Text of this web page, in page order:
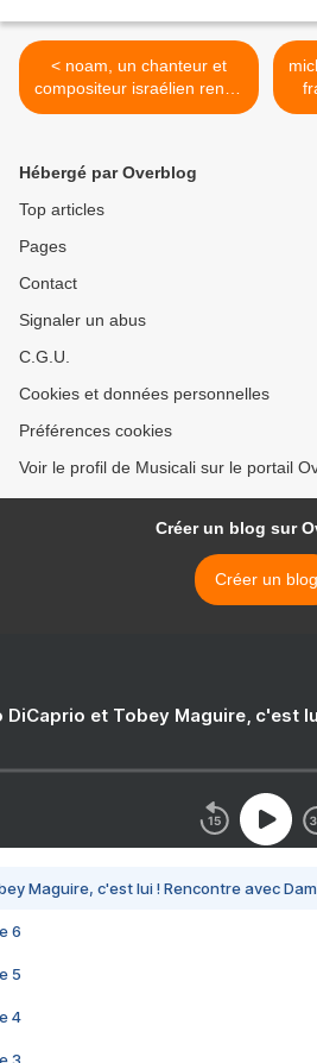
< noam, un chanteur et
compositeur israélien rendu
célèbre notamment pour sa
Hébergé par Overblog
Top articles
Pages
Contact
Signaler un abus
C.G.U.
Cookies et données personnelles
Préférences cookies
Voir le profil de Musicali sur le portail
Créer un blog sur
Créer un blog
DiCaprio et Tobey Maguire, c'est
Maguire, c'est lui ! Rencontre avec
6
5
4